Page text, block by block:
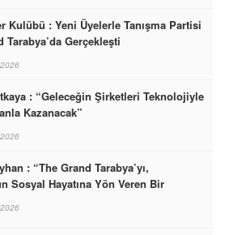
Kulübü : Yeni Üyelerle Tanışma Partisi
Tarabya’da Gerçekleşti
: “Geleceğin Şirketleri Teknolojiyle
Kazanacak”
: “The Grand Tarabya’yı,
Sosyal Hayatına Yön Veren Bir
Haline Getirmeyi Hedefliyorum”